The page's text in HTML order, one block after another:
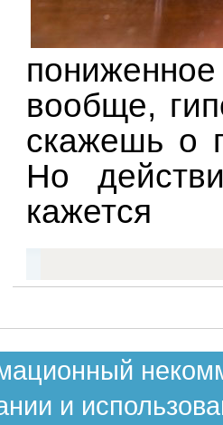
вообще,
скажешь о
Но
кажется
и